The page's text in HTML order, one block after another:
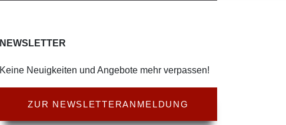
NEWSLETTER
Keine Neuigkeiten und Angebote mehr verpassen!
ZUR NEWSLETTERANMELDUNG